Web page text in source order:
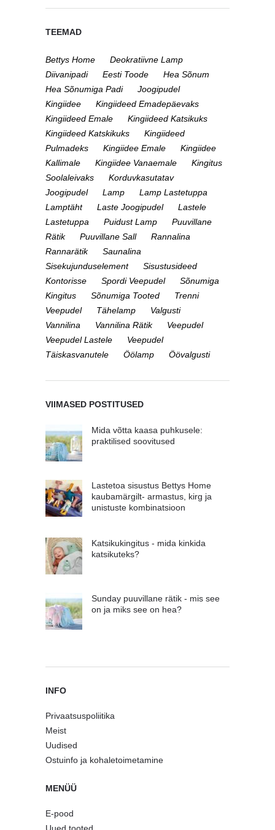
TEEMAD
Bettys Home
Deokratiivne Lamp
Diivanipadi
Eesti Toode
Hea Sõnum
Hea Sõnumiga Padi
Joogipudel
Kingiidee
Kingiideed Emadepäevaks
Kingiideed Emale
Kingiideed Katsikuks
Kingiideed Katskikuks
Kingiideed
Pulmadeks
Kingiidee Emale
Kingiidee
Kallimale
Kingiidee Vanaemale
Kingitus
Soolaleivaks
Korduvkasutatav
Joogipudel
Lamp
Lamp Lastetuppa
Lamptäht
Laste Joogipudel
Lastele
Lastetuppa
Puidust Lamp
Puuvillane
Rätik
Puuvillane Sall
Rannalina
Rannarätik
Saunalina
Sisekujunduselement
Sisustusideed
Kontorisse
Spordi Veepudel
Sõnumiga
Kingitus
Sõnumiga Tooted
Trenni
Veepudel
Tähelamp
Valgusti
Vannilina
Vannilina Rätik
Veepudel
Veepudel Lastele
Veepudel
Täiskasvanutele
Öölamp Öövalgusti
VIIMASED POSTITUSED
Mida võtta kaasa puhkusele:
praktilised soovitused
Lastetoa sisustus Bettys Home
kaubamärgilt- armastus, kirg ja
unistuste kombinatsioon
Katsikukingitus - mida kinkida
katsikuteks?
Sunday puuvillane rätik - mis see
on ja miks see on hea?
INFO
Privaatsuspoliitika
Meist
Uudised
Ostuinfo ja kohaletoimetamine
MENÜÜ
E-pood